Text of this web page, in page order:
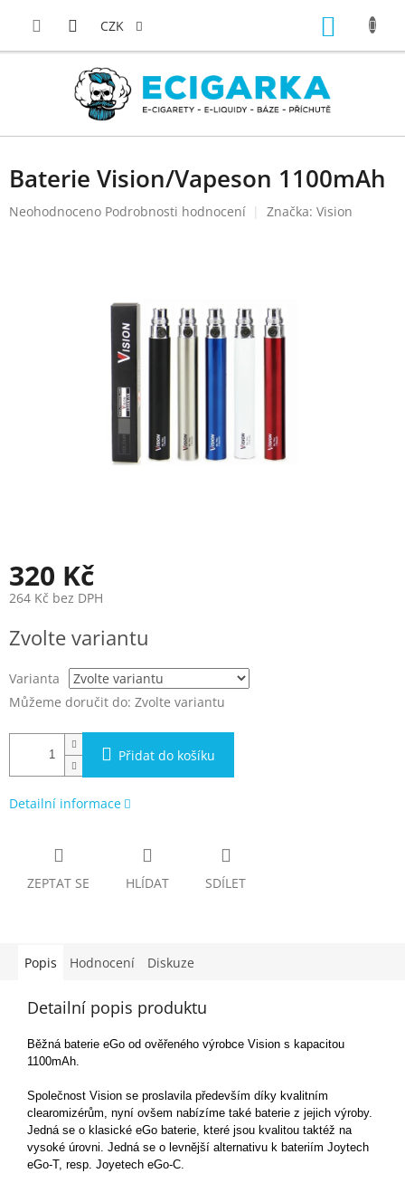
CZK
Baterie Vision/Vapeson 1100mAh
Průměrné
Neohodnoceno Podrobnosti hodnocení Značka: Vision
320 Kč
264 Kč bez DPH
cena:
Zvolte variantu
Varianta
Můžeme doručit do: Zvolte variantu
Přidat do košíku
Detailní informace
ZEPTAT SE HLÍDAT SDÍLET
Popis Hodnocení Diskuze
Detailní popis produktu
Běžná baterie eGo od ověřeného výrobce Vision s kapacitou
1100mAh.
Společnost Vision se proslavila především díky kvalitním
clearomizérům, nyní ovšem nabízíme také baterie z jejich výroby.
Jedná se o klasické eGo baterie, které jsou kvalitou taktéž na
vysoké úrovni. Jedná se o levnější alternativu k bateriím Joytech
eGo-T, resp. Joyetech eGo-C.